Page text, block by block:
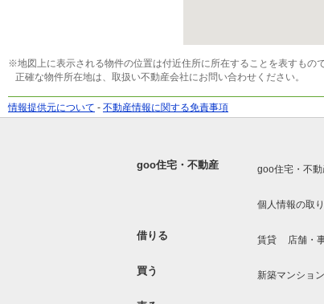
※地図上に表示される物件の位置は付近住所に所在することを表すもの
正確な物件所在地は、取扱い不動産会社にお問い合わせください。
情報提供元について - 不動産情報に関する免責事項
goo住宅・不動産 goo住宅・不動
個人情報の取
借りる 賃貸 店舗・
買う 新築マンション